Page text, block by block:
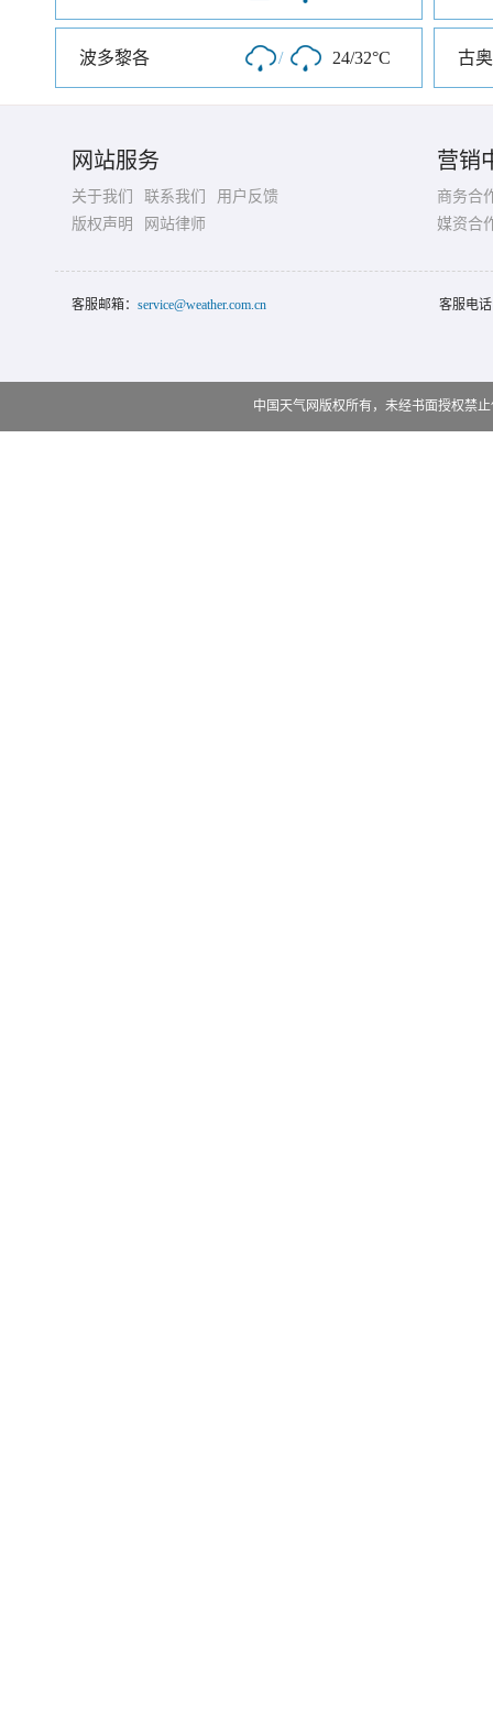
波多黎各 / 24/32°C 古
网站服务
关于我们 联系我们
用户反馈
版权声明
网站律师
营销
商务合
媒资合
客服邮箱： service@weather.com.cn 客服电
中国天气网版权所有，未经书面授权